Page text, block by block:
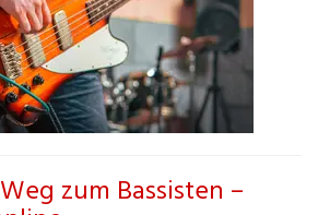
zum Bassisten –